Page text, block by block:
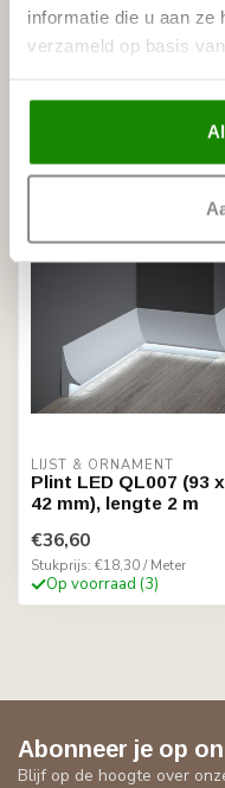
informatie die u aan ze
verzameld op basis
BISON
Bison
Op voorraad
Recent bekeken
LIJST & ORNAMENT
Plint LED QL007 (93 x
42 mm), lengte 2 m
€36,60
Stukprijs: €18,30 / Meter
Op voorraad (3)
Abonneer je op
Blijf op de hoogte over